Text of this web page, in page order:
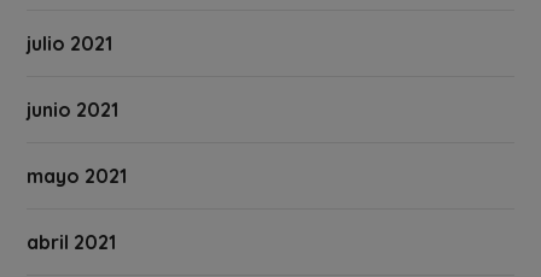
julio 2021
junio 2021
mayo 2021
abril 2021